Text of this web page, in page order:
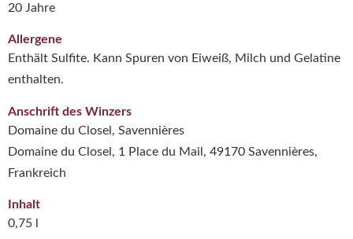
20 Jahre
Allergene
Enthält Sulfite. Kann Spuren von Eiweiß, Milch und Gelatine
enthalten.
Anschrift des Winzers
Domaine du Closel, Savennières
Domaine du Closel, 1 Place du Mail, 49170 Savennières,
Frankreich
Inhalt
0,75 l